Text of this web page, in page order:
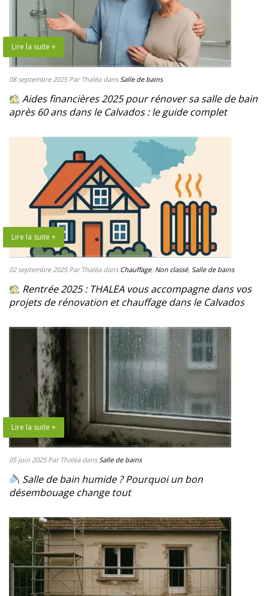
Lire la suite +
08 septembre 2025 Par Thaléa dansSalle de bains
Aides financières 2025 pour rénover sa salle de bain
après 60 ans dans le Calvados : le guide complet
Lire la suite +
02 septembre 2025 Par Thaléa dans Chauffage, Non classé, Salle de bains
Rentrée 2025 : THALEA vous accompagne dans vos
projets de rénovation et chauffage dans le Calvados
Lire la suite +
05 juin 2025 Par Thaléa dansSalle de bains
Salle de bain humide ? Pourquoi un bon
désembouage change tout